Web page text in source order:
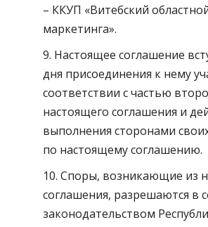
– ККУП «Витебский
маркетинга».
9. Настоящее соглашение
дня присоединения к нему
соответствии с частью
настоящего соглашения и
выполнения сторонами
по настоящему соглашению.
10. Споры, возникающие из
соглашения, разрешаются в
законодательством